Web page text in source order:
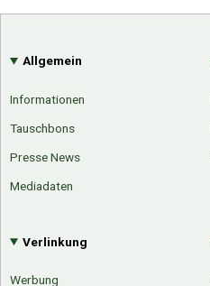
Allgemein
Informationen
Tauschbons
Presse News
Mediadaten
Verlinkung
Werbung